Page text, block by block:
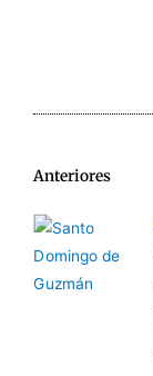
Anteriores